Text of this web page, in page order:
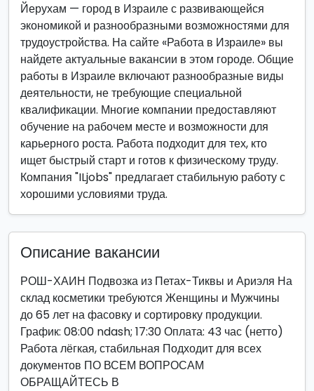
Йерухам — город в Израиле с развивающейся
экономикой и разнообразными возможностями для
трудоустройства. На сайте «Работа в Израиле» вы
найдете актуальные вакансии в этом городе. Общие
работы в Израиле включают разнообразные виды
деятельности, не требующие специальной
квалификации. Многие компании предоставляют
обучение на рабочем месте и возможности для
карьерного роста. Работа подходит для тех, кто
ищет быстрый старт и готов к физическому труду.
Компания "ILjobs" предлагает стабильную работу с
хорошими условиями труда.
Описание вакансии
РОШ-ХАИН Подвозка из Петах-Тиквы и Ариэля На
склад косметики требуются Женщины и Мужчины
до 65 лет на фасовку и сортировку продукции.
График: 08:00 ndash; 17:30 Оплата: 43 час (нетто)
Работа лёгкая, стабильная Подходит для всех
документов ПО ВСЕМ ВОПРОСАМ
ОБРАЩАЙТЕСЬ В